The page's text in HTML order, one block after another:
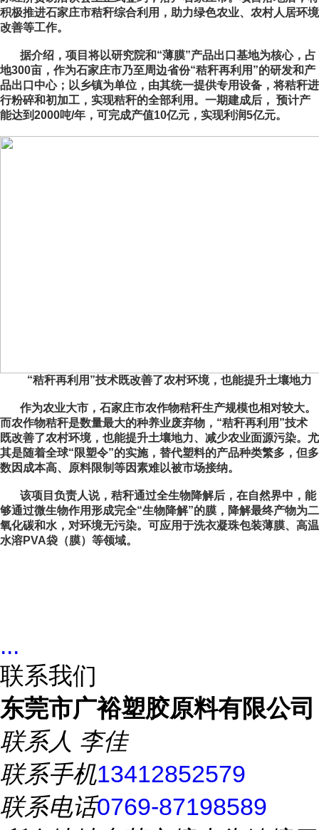
积极推进石家庄市秸秆综合利用，助力绿色农业、农村人居环境
改善等工作。
据介绍，项目将以研究院和“薄膜”产品出口基地为核心，占
地300亩，作为石家庄市乃至周边省份“秸秆再利用”的研发和产
品出口中心；以乡镇为单位，由其统一提供专用设备，将秸秆进
行粉碎和初加工，实现秸秆的全部利用。一期建成后， 预计产
能达到2000吨/年，可完成产值10亿元，实现利润5亿元。
“秸秆再利用”技术既改善了农村环境，也能提升土壤地力
作为农业大市，石家庄市农作物秸秆生产规模也相对较大。
而农作物秸秆是数量最大的种养业废弃物，“秸秆再利用”技术
既改善了农村环境，也能提升土壤地力、减少农业面源污染。尤
其是随着全球“限塑令”的实施，替代塑料的产品种类繁多，但多
数因成本高、原料限制等因素难以被市场接纳。
该项目负责人说，秸秆通过全生物降解后，在自然界中，能
够通过微生物作用形成完全“生物降解”的膜，降解最终产物为二
氧化碳和水，对环境无污染。可应用于洗衣凝珠包装薄膜、高温
水溶PVA袋（膜）等领域。
...
联系我们
东莞市广裕塑胶原料有限公司
联系人 李佳
联系手机13412852579
联系电话0769-87198589